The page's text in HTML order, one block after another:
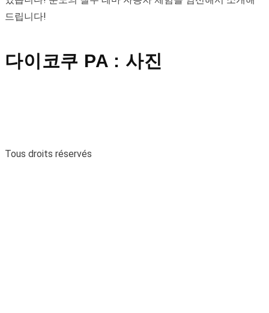
드립니다!
다이코쿠 PA : 사진
Tous droits réservés